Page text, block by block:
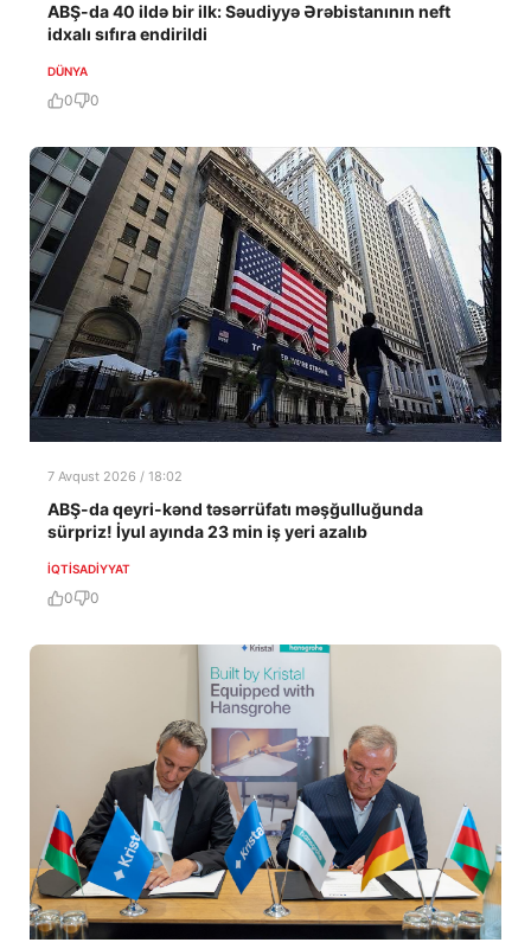
ABŞ-da 40 ildə bir ilk: Səudiyyə Ərəbistanının neft
idxalı sıfıra endirildi
DÜNYA
0 0
7 Avqust 2026 / 18:02
ABŞ-da qeyri-kənd təsərrüfatı məşğulluğunda
sürpriz! İyul ayında 23 min iş yeri azalıb
İQTISADIYYAT
0 0